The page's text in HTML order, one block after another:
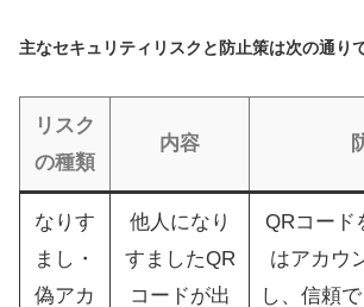
主なセキュリティリスクと防止策は次の通りで
リスク
の種類
内容
なりす
まし・
偽アカ
他人になり
すましたQR
コードが出
QRコード
はアカウ
し、信頼